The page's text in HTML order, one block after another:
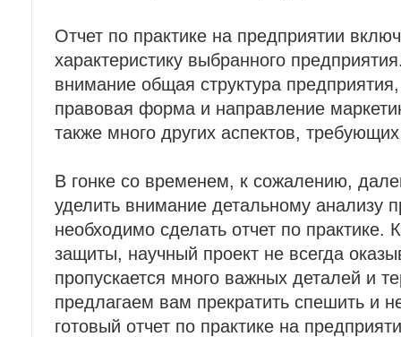
Отчет по практике на предприятии
характеристику выбранного
внимание общая структура
правовая форма и направление
также много других аспектов,
В гонке со временем, к сожалению,
уделить внимание детальному анализу
необходимо сделать отчет по практике.
защиты, научный проект не всегда
пропускается много важных деталей и
предлагаем вам прекратить спешить и
готовый отчет по практике на